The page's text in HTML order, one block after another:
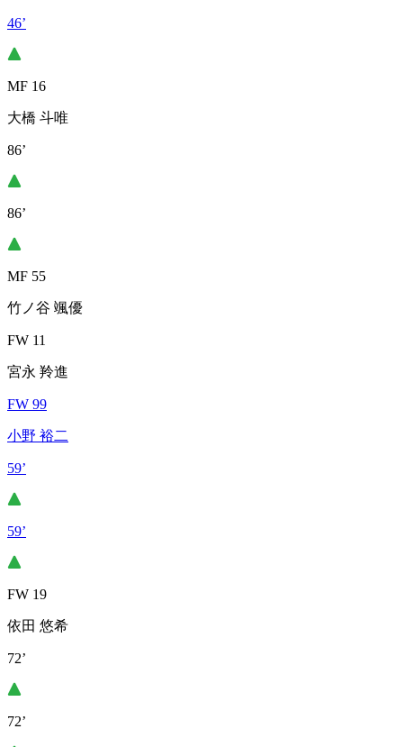
46’
MF 16
大橋 斗唯
86’
86’
MF 55
竹ノ谷 颯優
FW 11
宮永 羚進
FW 99
小野 裕二
59’
59’
FW 19
依田 悠希
72’
72’